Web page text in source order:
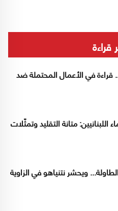
قراءة
قراءة في الأعمال المحتملة ضد
اللبنانيين: متانة التقليد وتمثّلات
ويحشر نتنياهو في الزاوية